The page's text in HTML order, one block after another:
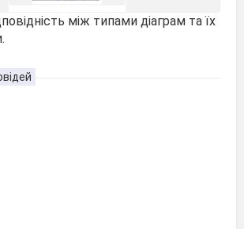
між типами діаграм та їх